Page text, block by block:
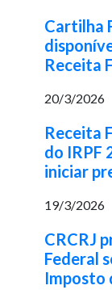
Cartilha
Receita
20/3/2026
Receita
do IRPF
iniciar
19/3/2026
CRCRJ
Federal
Imposto